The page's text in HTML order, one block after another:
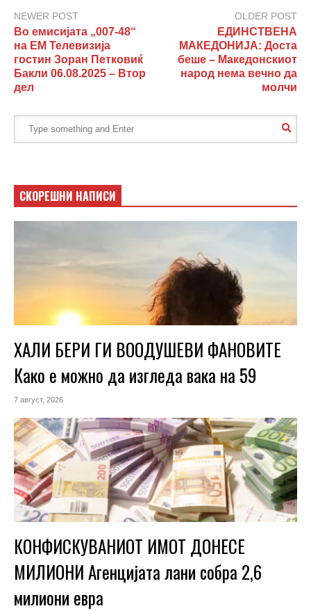
NEWER POST
Во емисијата „007-48“
на ЕМ Телевизија
гостин Зоран Петковиќ
Бакли 06.08.2025 – Втор
дел
OLDER POST
ЕДИНСТВЕНА
МАКЕДОНИЈА: Доста
беше – Македонскиот
народ нема вечно да
молчи
СКОРЕШНИ НАПИСИ
ХАЛИ БЕРИ ГИ ВООДУШЕВИ ФАНОВИТЕ
Како е можно да изгледа вака на 59
7 август, 2026
КОНФИСКУВАНИОТ ИМОТ ДОНЕСЕ
МИЛИОНИ Агенцијата лани собра 2,6
милиони евра